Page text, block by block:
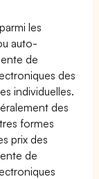
les
auto-
de
des
individuelles.
des
formes
prix des
de